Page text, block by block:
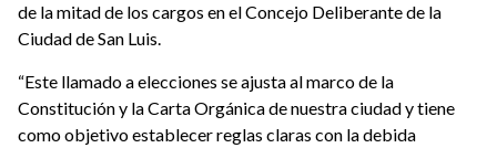
de la mitad de los cargos en el Concejo Deliberante de la
Ciudad de San Luis.
“Este llamado a elecciones se ajusta al marco de la
Constitución y la Carta Orgánica de nuestra ciudad y tiene
como objetivo establecer reglas claras con la debida